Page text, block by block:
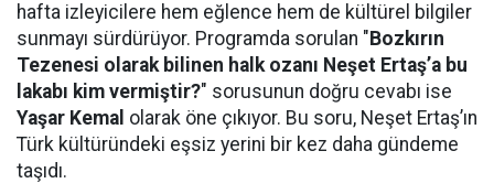
hafta izleyicilere hem eğlence hem de kültürel bilgiler
sunmayı sürdürüyor. Programda sorulan " Bozkırın
Tezenesi olarak bilinen halk ozanı Neşet Ertaş’a bu
lakabı kim vermiştir?" sorusunun doğru cevabı ise
Yaşar Kemal olarak öne çıkıyor. Bu soru, Neşet Ertaş’ın
Türk kültüründeki eşsiz yerini bir kez daha gündeme
taşıdı.